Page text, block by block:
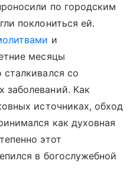
по городским
поклониться ей.
и
месяцы
сталкивался со
Как
источниках, обход
как духовная
этот
в богослужебной